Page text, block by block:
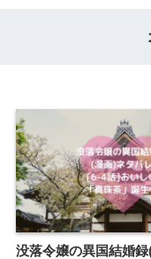
没落令嬢の異国結婚